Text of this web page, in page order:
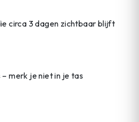
circa 3 dagen zichtbaar blijft
merk je niet in je tas